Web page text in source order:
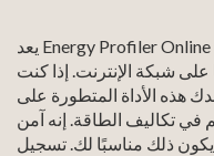
يعد Energy Profiler Online (EPO) أحد الأدوات الرائدة في
على شبكة الإنترنت. إذا كنت
هذه الأداة المتطورة على
في تكاليف الطاقة. إنه آمن
ذلك مناسبًا لك. تسجيل